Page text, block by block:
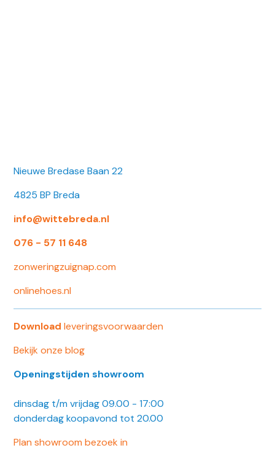
Nieuwe Bredase Baan 22
4825 BP Breda
info@wittebreda.nl
076 - 57 11 648
zonweringzuignap.com
onlinehoes.nl
Downloadleveringsvoorwaarden
Bekijk onze blog
Openingstijden showroom
dinsdag t/m vrijdag 09.00 - 17:00
donderdag koopavond tot 20.00
Plan showroom bezoek in